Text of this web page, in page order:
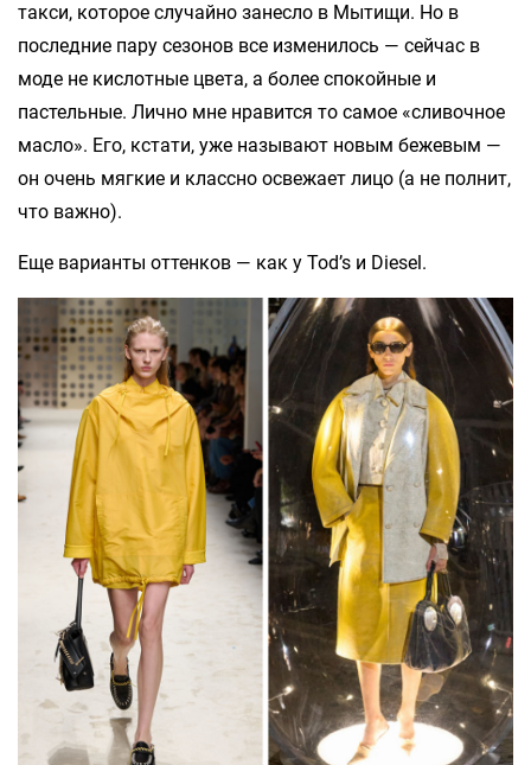
такси, которое случайно занесло в Мытищи. Но в
последние пару сезонов все изменилось — сейчас в
моде не кислотные цвета, а более спокойные и
пастельные. Лично мне нравится то самое «сливочное
масло». Его, кстати, уже называют новым бежевым —
он очень мягкие и классно освежает лицо (а не полнит,
что важно).
Еще варианты оттенков — как у Tod’s и Diesel.